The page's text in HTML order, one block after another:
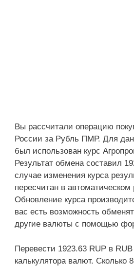
Вы рассчитали операцию
России за Рубль ПМР. Для
был использован курс
Результат обмена составил
случае изменения курса
пересчитан в
Обновление курса
вас есть возможность
другие валюты с помощью
Перевести 1923.63 RUP в
калькулятора валют. Сколько